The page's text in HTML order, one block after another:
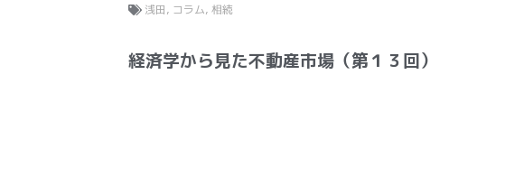
浅田 コラム 相続
経済学から見た不動産市場（第１３回）